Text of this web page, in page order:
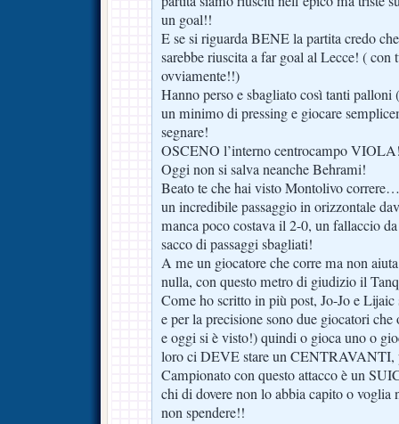
un goal!!
E se si riguarda BENE la partita credo
sarebbe riuscita a far goal al Lecce! (
ovviamente!!)
Hanno perso e sbagliato così tanti palloni
un minimo di pressing e giocare
segnare!
OSCENO l’interno centrocampo
Oggi non si salva neanche Behrami!
Beato te che hai visto Montolivo
un incredibile passaggio in orizzontale
manca poco costava il 2-0, un fallaccio
sacco di passaggi sbagliati!
A me un giocatore che corre ma non
nulla, con questo metro di giudizio il
Come ho scritto in più post, Jo-Jo e
e per la precisione sono due giocatori che
e oggi si è visto!) quindi o gioca uno o
loro ci DEVE stare un CENTRAVANTI,
Campionato con questo attacco è un
chi di dovere non lo abbia capito o voglia
non spendere!!